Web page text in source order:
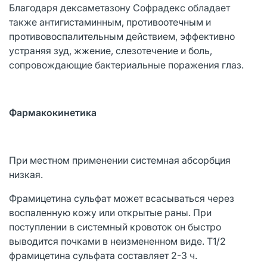
Благодаря дексаметазону Софрадекс обладает
также антигистаминным, противоотечным и
противовоспалительным действием, эффективно
устраняя зуд, жжение, слезотечение и боль,
сопровождающие бактериальные поражения глаз.
Фармакокинетика
При местном применении системная абсорбция
низкая.
Фрамицетина сульфат может всасываться через
воспаленную кожу или открытые раны. При
поступлении в системный кровоток он быстро
выводится почками в неизмененном виде. T1/2
фрамицетина сульфата составляет 2-3 ч.